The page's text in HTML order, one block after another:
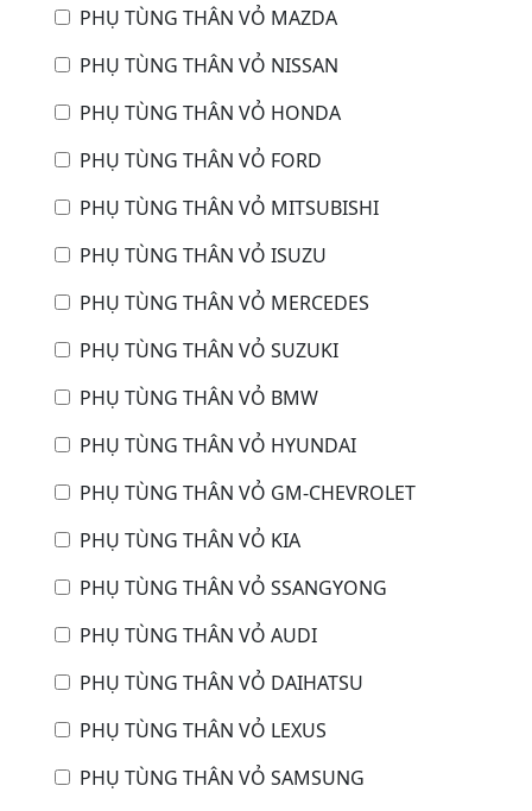
PHỤ TÙNG THÂN VỎ MAZDA
PHỤ TÙNG THÂN VỎ NISSAN
PHỤ TÙNG THÂN VỎ HONDA
PHỤ TÙNG THÂN VỎ FORD
PHỤ TÙNG THÂN VỎ MITSUBISHI
PHỤ TÙNG THÂN VỎ ISUZU
PHỤ TÙNG THÂN VỎ MERCEDES
PHỤ TÙNG THÂN VỎ SUZUKI
PHỤ TÙNG THÂN VỎ BMW
PHỤ TÙNG THÂN VỎ HYUNDAI
PHỤ TÙNG THÂN VỎ GM-CHEVROLET
PHỤ TÙNG THÂN VỎ KIA
PHỤ TÙNG THÂN VỎ SSANGYONG
PHỤ TÙNG THÂN VỎ AUDI
PHỤ TÙNG THÂN VỎ DAIHATSU
PHỤ TÙNG THÂN VỎ LEXUS
PHỤ TÙNG THÂN VỎ SAMSUNG